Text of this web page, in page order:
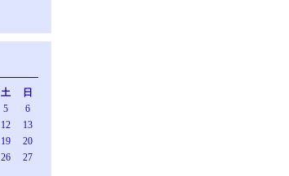
土
日
5
6
12
13
19
20
26
27